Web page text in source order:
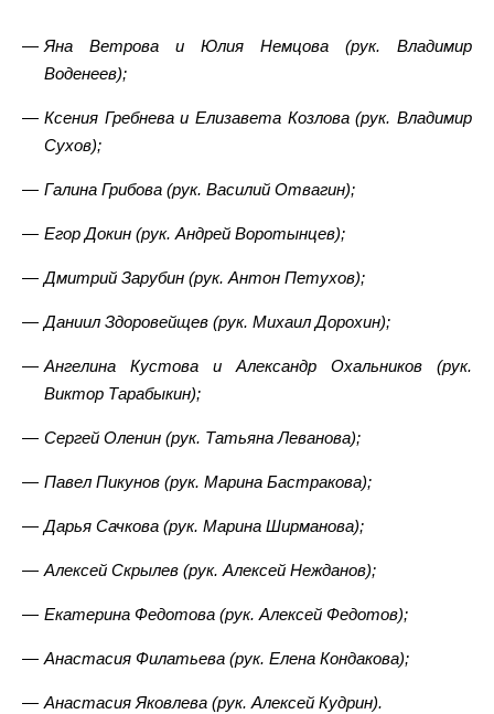
Яна Ветрова и Юлия Немцова (рук. Владимир
Воденеев);
Ксения Гребнева и Елизавета Козлова (рук. Владимир
Сухов);
Галина Грибова (рук. Василий Отвагин);
Егор Докин (рук. Андрей Воротынцев);
Дмитрий Зарубин (рук. Антон Петухов);
Даниил Здоровейщев (рук. Михаил Дорохин);
Ангелина Кустова и Александр Охальников (рук.
Виктор Тарабыкин);
Сергей Оленин (рук. Татьяна Леванова);
Павел Пикунов (рук. Марина Бастракова);
Дарья Сачкова (рук. Марина Ширманова);
Алексей Скрылев (рук. Алексей Нежданов);
Екатерина Федотова (рук. Алексей Федотов);
Анастасия Филатьева (рук. Елена Кондакова);
Анастасия Яковлева (рук. Алексей Кудрин).